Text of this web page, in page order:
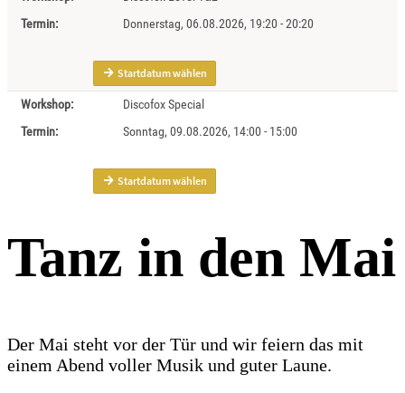
Tanz in den Mai
Der Mai steht vor der Tür und wir feiern das mit
einem Abend voller Musik und guter Laune.